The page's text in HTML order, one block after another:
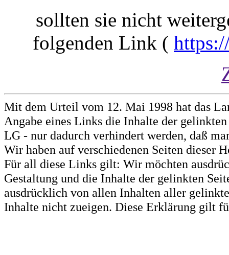
sollten sie nicht
folgenden Link (
Mit dem Urteil vom 12. Mai 1998 hat das
Angabe eines Links die Inhalte der
LG - nur dadurch verhindert werden, daß
Wir haben auf verschiedenen Seiten dieser
Für all diese Links gilt: Wir möchten
Gestaltung und die Inhalte der gelinkten
ausdrücklich von allen Inhalten aller
Inhalte nicht zueigen. Diese Erklärung gilt